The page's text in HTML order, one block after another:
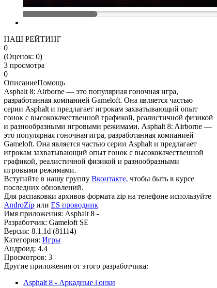
НАШ РЕЙТИНГ
0
(Оценок: 0)
3 просмотра
0
ОписаниеПомощь
Asphalt 8: Airborne — это популярная гоночная игра,
разработанная компанией Gameloft. Она является частью
серии Asphalt и предлагает игрокам захватывающий опыт
гонок с высококачественной графикой, реалистичной физикой
и разнообразными игровыми режимами. Asphalt 8: Airborne —
это популярная гоночная игра, разработанная компанией
Gameloft. Она является частью серии Asphalt и предлагает
игрокам захватывающий опыт гонок с высококачественной
графикой, реалистичной физикой и разнообразными
игровыми режимами.
Вступайте в нашу группу Вконтакте, чтобы быть в курсе
последних обновлений.
Для распаковки архивов формата zip на телефоне используйте
AndroZip или ES проводник
Имя приложения: Asphalt 8 -
Разработчик: Gameloft SE
Версия: 8.1.1d (81114)
Категория: Игры
Андроид: 4.4
Просмотров: 3
Другие приложения от этого разработчика:
Asphalt 8 - Аркадные Гонки